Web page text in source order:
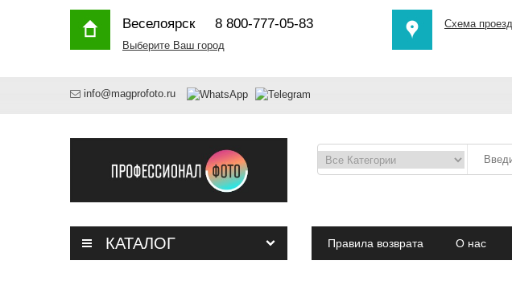
Веселоярск8 800-777-05-83
Выберите Ваш город
Схема
info@magprofoto.ru
КАТАЛОГ Правила возврата О нас